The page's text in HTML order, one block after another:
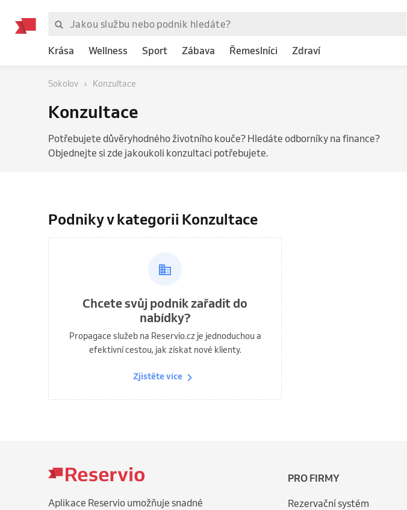
Krása Wellness Sport Zábava Řemeslníci Zdraví
Sokolov Konzultace
Konzultace
Potřebujete důvěryhodného životního kouče? Hledáte odborníky na finance?
Objednejte si zde jakoukoli konzultaci potřebujete.
Podniky v kategorii Konzultace
Chcete svůj podnik zařadit do
nabídky?
Propagace služeb na Reservio.cz je jednoduchou a
efektivní cestou, jak získat nové klienty.
Zjistěte více
Aplikace Reservio umožňuje snadné
PRO FIRMY
Rezervační systém